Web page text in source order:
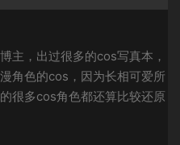
主，出过很多的cos写真本，
角色的cos，因为长相可爱所
很多cos角色都还算比较还原